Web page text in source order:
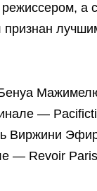
а
—
Виржини
— Revoir